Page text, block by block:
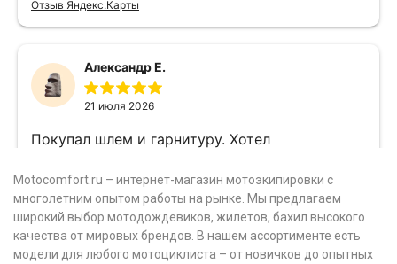
Motocomfort.ru – интернет-магазин мотоэкипировки с
многолетним опытом работы на рынке. Мы предлагаем
широкий выбор мотодождевиков, жилетов, бахил высокого
качества от мировых брендов. В нашем ассортименте есть
модели для любого мотоциклиста – от новичков до опытных